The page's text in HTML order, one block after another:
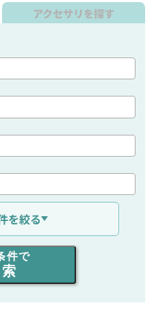
アクセサリを探す
を絞る
件で